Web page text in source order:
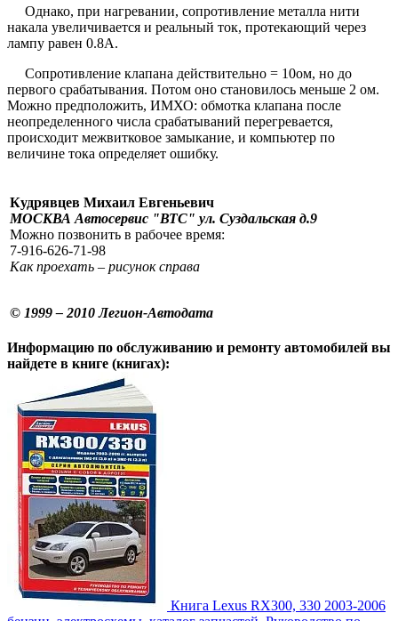
Однако, при нагревании, сопротивление металла нити
накала увеличивается и реальный ток, протекающий через
лампу равен 0.8А.
Сопротивление клапана действительно = 10ом, но до
первого срабатывания. Потом оно становилось меньше 2 ом.
Можно предположить, ИМХО: обмотка клапана после
неопределенного числа срабатываний перегревается,
происходит межвитковое замыкание, и компьютер по
величине тока определяет ошибку.
Кудрявцев Михаил Евгеньевич
МОСКВА Автосервис "ВТС" ул. Суздальская д.9
Можно позвонить в рабочее время:
7-916-626-71-98
Как проехать – рисунок справа
© 1999 – 2010 Легион-Автодата
Информацию по обслуживанию и ремонту автомобилей вы
найдете в книге (книгах):
Книга Lexus RX300, 330 2003-2006